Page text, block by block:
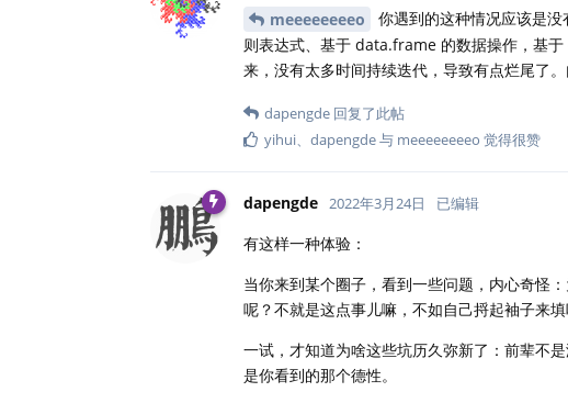
meeeeeeeeo
你遇到的这种情况应该是
则表达式、基于 data.frame 的数据操作，基
来，没有太多时间持续迭代，导致有点烂尾了
dapengde 回复了此帖
yihui、 dapengde与 meeeeeeeeo 觉得很赞
dapengde 2022年3月24日 已编辑
有这样一种体验：
当你来到某个圈子，看到一些问题，内心奇怪
呢？不就是这点事儿嘛，不如自己捋起袖子来填
一试，才知道为啥这些坑历久弥新了：前辈不
是你看到的那个德性。